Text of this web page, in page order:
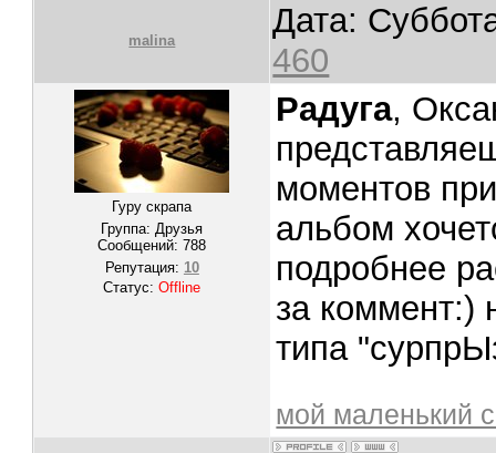
malina
Дата:
460
Гуру скрапа
Группа: Друзья
Сообщений:788
Репутация: 10
Статус:Offline
Радуга,
моментов
альбом
подробнее
за коммент:)
типа
мой маленький